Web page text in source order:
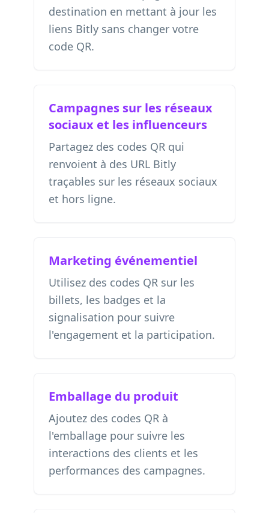
destination en mettant à jour les
liens Bitly sans changer votre
code QR.
Campagnes sur les réseaux
sociaux et les influenceurs
Partagez des codes QR qui
renvoient à des URL Bitly
traçables sur les réseaux sociaux
et hors ligne.
Marketing événementiel
Utilisez des codes QR sur les
billets, les badges et la
signalisation pour suivre
l'engagement et la participation.
Emballage du produit
Ajoutez des codes QR à
l'emballage pour suivre les
interactions des clients et les
performances des campagnes.